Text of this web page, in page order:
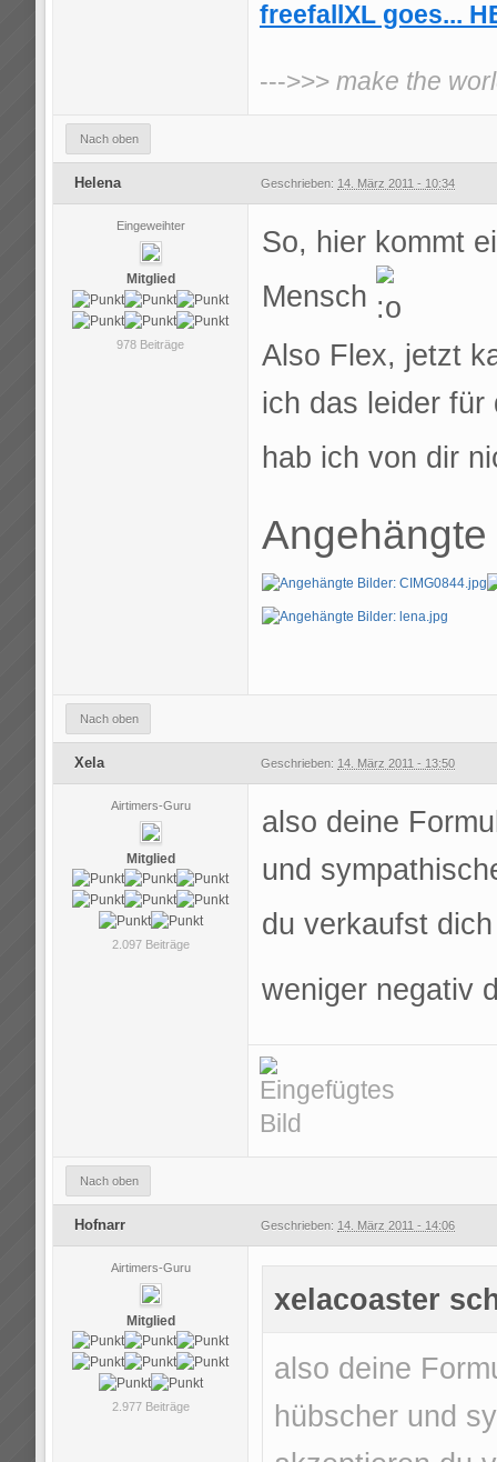
freefallXL goes...
--->>> make the
Nach oben
Helena Geschrieben: 14. März 2011 - 10:34
Eingeweihter
Mitglied
978 Beiträge
So, hier kommt
Mensch
Also Flex, jetzt
ich das leider für
hab ich von dir
Nach oben
Xela Geschrieben: 14. März 2011 - 13:50
Airtimers-Guru
Mitglied
2.097 Beiträge
also deine
und
du verkaufst
weniger negativ
Nach oben
Hofnarr Geschrieben: 14. März 2011 - 14:06
Airtimers-Guru
Mitglied
2.977 Beiträge
xelacoaster
also deine
hübscher und